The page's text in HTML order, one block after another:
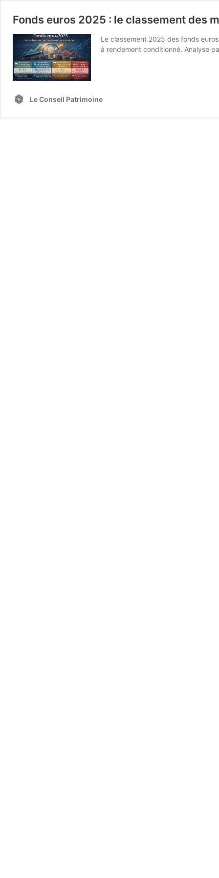
Fonds euros 2025 : le classement des
Le classement 2025 des fonds
à rendement conditionné. Analyse
Le Conseil Patrimoine